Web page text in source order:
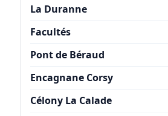
La Duranne
Facultés
Pont de Béraud
Encagnane Corsy
Célony La Calade